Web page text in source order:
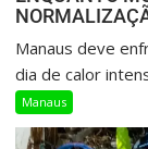
Manaus deve
dia de calor
Manaus